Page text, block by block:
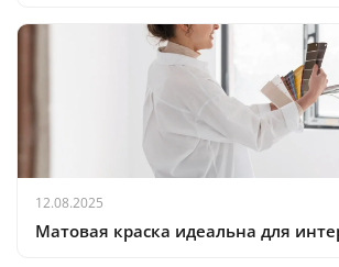
12.08.2025
Матовая краска идеальна для